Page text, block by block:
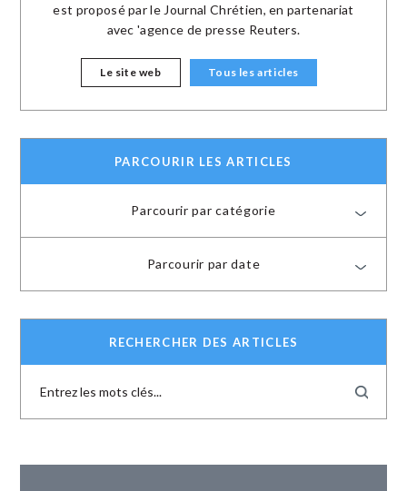
est proposé par le Journal Chrétien, en partenariat
avec 'agence de presse Reuters.
Le site web Tous les articles
PARCOURIR LES ARTICLES
Parcourir par catégorie
Parcourir par date
RECHERCHER DES ARTICLES